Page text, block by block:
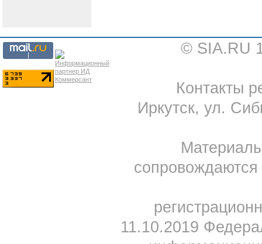
© SIA.RU
Контакты
Иркутск, ул.
11.10.2019